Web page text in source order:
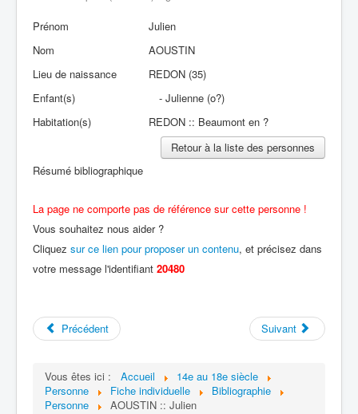
Prénom
Julien
Nom
AOUSTIN
Lieu de naissance
REDON (35)
Enfant(s)
- Julienne (o?)
Habitation(s)
REDON :: Beaumont en ?
Retour à la liste des personnes
Résumé bibliographique
La page ne comporte pas de référence sur cette personne !
Vous souhaitez nous aider ?
Cliquez sur ce lien pour proposer un contenu, et précisez dans
votre message l'identifiant 20480
Précédent Suivant
Vous êtes ici : Accueil
14e au 18e siècle
Personne
Fiche individuelle
Bibliographie
Personne
AOUSTIN :: Julien